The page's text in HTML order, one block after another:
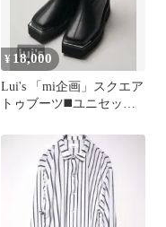
¥ 18,000
Lui's 「mi企画」スクエア
トゥブーツ◼️ユニセック